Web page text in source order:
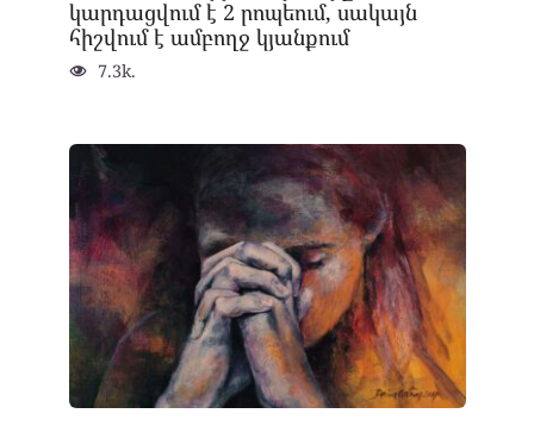
կարդացվում է 2 րոպեում, սակայն
հիշվում է ամբողջ կյանքում
7.3k.